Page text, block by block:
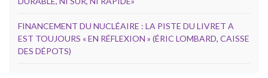
FINANCEMENT DU NUCLÉAIRE : LA PISTE DU LIVRET A
EST TOUJOURS « EN RÉFLEXION » (ÉRIC LOMBARD, CAISSE
DES DÉPOTS)